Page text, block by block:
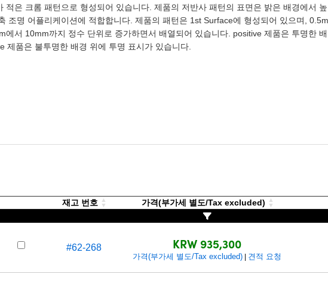
적은 크롬 패턴으로 형성되어 있습니다. 제품의 저반사 패턴의 표면은 밝은 배경에서
조명 어플리케이션에 적합합니다. 제품의 패턴은 1st Surface에 형성되어 있으며,
에서 10mm까지 정수 단위로 증가하면서 배열되어 있습니다. positive 제품은 투명한
제품은 불투명한 배경 위에 투명 표시가 있습니다.
재고 번호 가격(부가세 별도/Tax excluded)
#62-268 KRW 935,300
가격(부가세 별도/Tax excluded) 견적 요청